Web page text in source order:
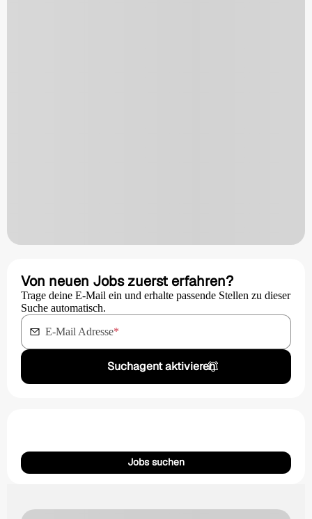
Von neuen Jobs zuerst erfahren?
Trage deine E-Mail ein und erhalte passende Stellen zu dieser
Suche automatisch.
E-Mail Adresse*
Suchagent aktivieren
Jobs suchen